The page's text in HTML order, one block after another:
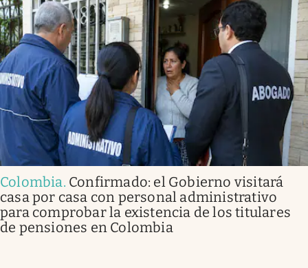
Colombia. Confirmado: el Gobierno visitará
casa por casa con personal administrativo
para comprobar la existencia de los titulares
de pensiones en Colombia